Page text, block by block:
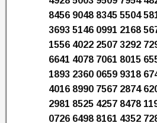
8456 9048 8345 5504
3693 5146 0991 2168
1556 4022 2507 3292
6641 4078 7061 8015
1893 2360 0659 9318
4016 8990 7567 2874
2981 8525 4257 8478
0726 6498 8161 4352